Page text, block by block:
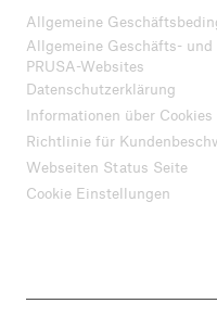
Allgemeine
Allgemeine Geschäfts-
PRUSA-Websites
Datenschutzerklärung
Informationen über Cookies
Richtlinie für
Webseiten Status Seite
Cookie Einstellungen